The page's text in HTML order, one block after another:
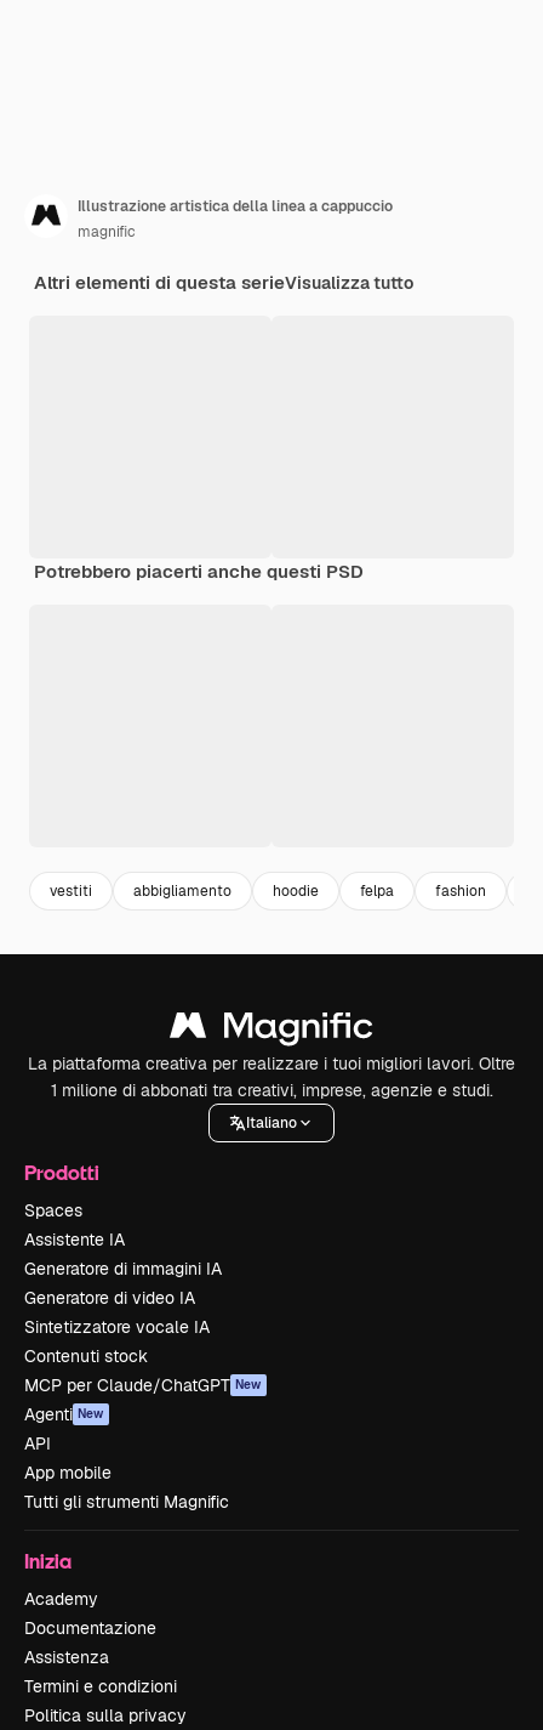
Illustrazione artistica della linea a cappuccio
magnific
Altri elementi di questa serieVisualizza tutto
Potrebbero piacerti anche questi PSD
vestiti abbigliamento hoodie felpa fashion
La piattaforma creativa per realizzare i tuoi migliori lavori. Oltre
1 milione di abbonati tra creativi, imprese, agenzie e studi.
Italiano
Prodotti
Spaces
Assistente IA
Generatore di immagini IA
Generatore di video IA
Sintetizzatore vocale IA
Contenuti stock
MCP per Claude/ChatGPT New
Agenti New
API
App mobile
Tutti gli strumenti Magnific
Inizia
Academy
Documentazione
Assistenza
Termini e condizioni
Politica sulla privacy